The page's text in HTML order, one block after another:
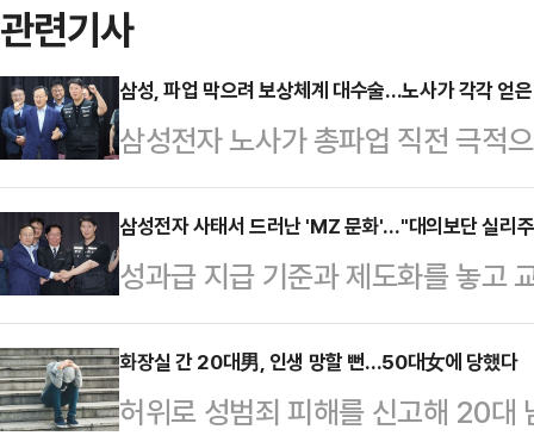
관련기사
삼성, 파업 막으려 보상체계 대수술…노사가 각각 얻
삼성전자 노사가 총파업 직전 극적
를 놓고는 "삼성이 결국 상당 부분
점이었던 적자 사업부 성과급 배분
이고, 상한 없는 특별성과급 제도까
않게 흔들렸다는 분석이다.20일 공
는 DS(반도체)부문 특별경영성과
로 했다. 재원 규모는 사업성과의
삼성전자 사태서 드러난 'MZ 문화'…"대의보단 실리
성과급 지급 기준과 제도화를 놓고
의안을 도출하며 총파업이라는 큰
동이 투쟁과 연대, 그리고 사회적
(1980년~2000년 출생자) 중심의
화장실 간 20대男, 인생 망할 뻔…50대女에 당했다
허위로 성범죄 피해를 신고해 20